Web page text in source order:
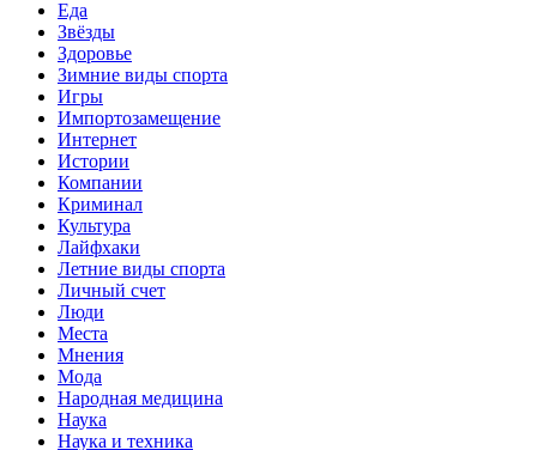
Еда
Звёзды
Здоровье
Зимние виды спорта
Игры
Импортозамещение
Интернет
Истории
Компании
Криминал
Культура
Лайфхаки
Летние виды спорта
Личный счет
Люди
Места
Мнения
Мода
Народная медицина
Наука
Наука и техника